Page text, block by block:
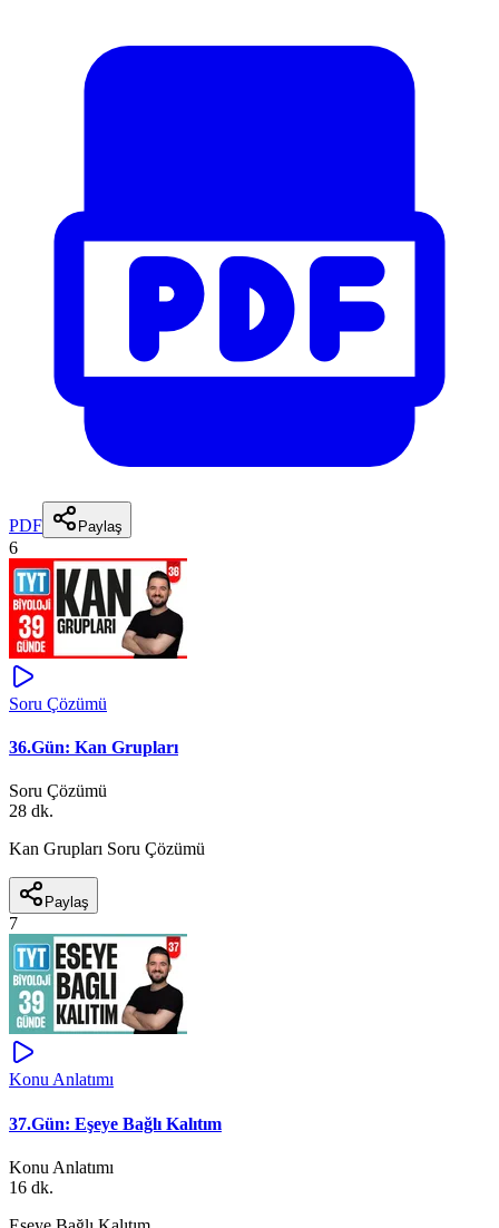
PDF Paylaş
6
Soru Çözümü
36.Gün: Kan Grupları
Soru Çözümü
28 dk.
Kan Grupları Soru Çözümü
Paylaş
7
Konu Anlatımı
37.Gün: Eşeye Bağlı Kalıtım
Konu Anlatımı
16 dk.